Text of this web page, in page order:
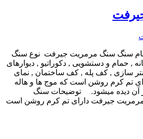
سنگ سنگ مرمریت جیرفت نوع سنگ
, حمام و دستشویی , دکوراتیو , دیوارهای
سازی , کف پله , کف ساختمان , نمای
تم کرم روشن است که موج ها و هاله
آن دیده میشود. توضیحات سنگ
جیرفت دارای تم کرم روشن است